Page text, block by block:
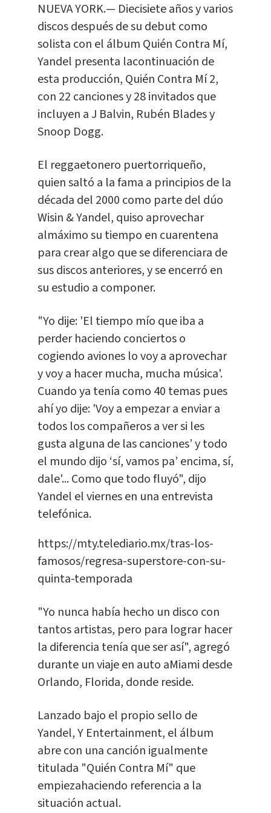
NUEVA YORK.— Diecisiete años y varios
discos después de su debut como
solista con el álbum Quién Contra Mí,
Yandel presenta lacontinuación de
esta producción, Quién Contra Mí 2,
con 22 canciones y 28 invitados que
incluyen a J Balvin, Rubén Blades y
Snoop Dogg.
El reggaetonero puertorriqueño,
quien saltó a la fama a principios de la
década del 2000 como parte del dúo
Wisin & Yandel, quiso aprovechar
almáximo su tiempo en cuarentena
para crear algo que se diferenciara de
sus discos anteriores, y se encerró en
su estudio a componer.
"Yo dije: 'El tiempo mío que iba a
perder haciendo conciertos o
cogiendo aviones lo voy a aprovechar
y voy a hacer mucha, mucha música'.
Cuando ya tenía como 40 temas pues
ahí yo dije: 'Voy a empezar a enviar a
todos los compañeros a ver si les
gusta alguna de las canciones’ y todo
el mundo dijo ‘sí, vamos pa’ encima, sí,
dale'... Como que todo fluyó", dijo
Yandel el viernes en una entrevista
telefónica.
https://mty.telediario.mx/tras-los-
famosos/regresa-superstore-con-su-
quinta-temporada
"Yo nunca había hecho un disco con
tantos artistas, pero para lograr hacer
la diferencia tenía que ser así", agregó
durante un viaje en auto aMiami desde
Orlando, Florida, donde reside.
Lanzado bajo el propio sello de
Yandel, Y Entertainment, el álbum
abre con una canción igualmente
titulada "Quién Contra Mí" que
empiezahaciendo referencia a la
situación actual.